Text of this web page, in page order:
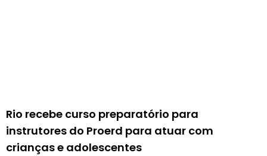
Rio recebe curso preparatório para
instrutores do Proerd para atuar com
crianças e adolescentes